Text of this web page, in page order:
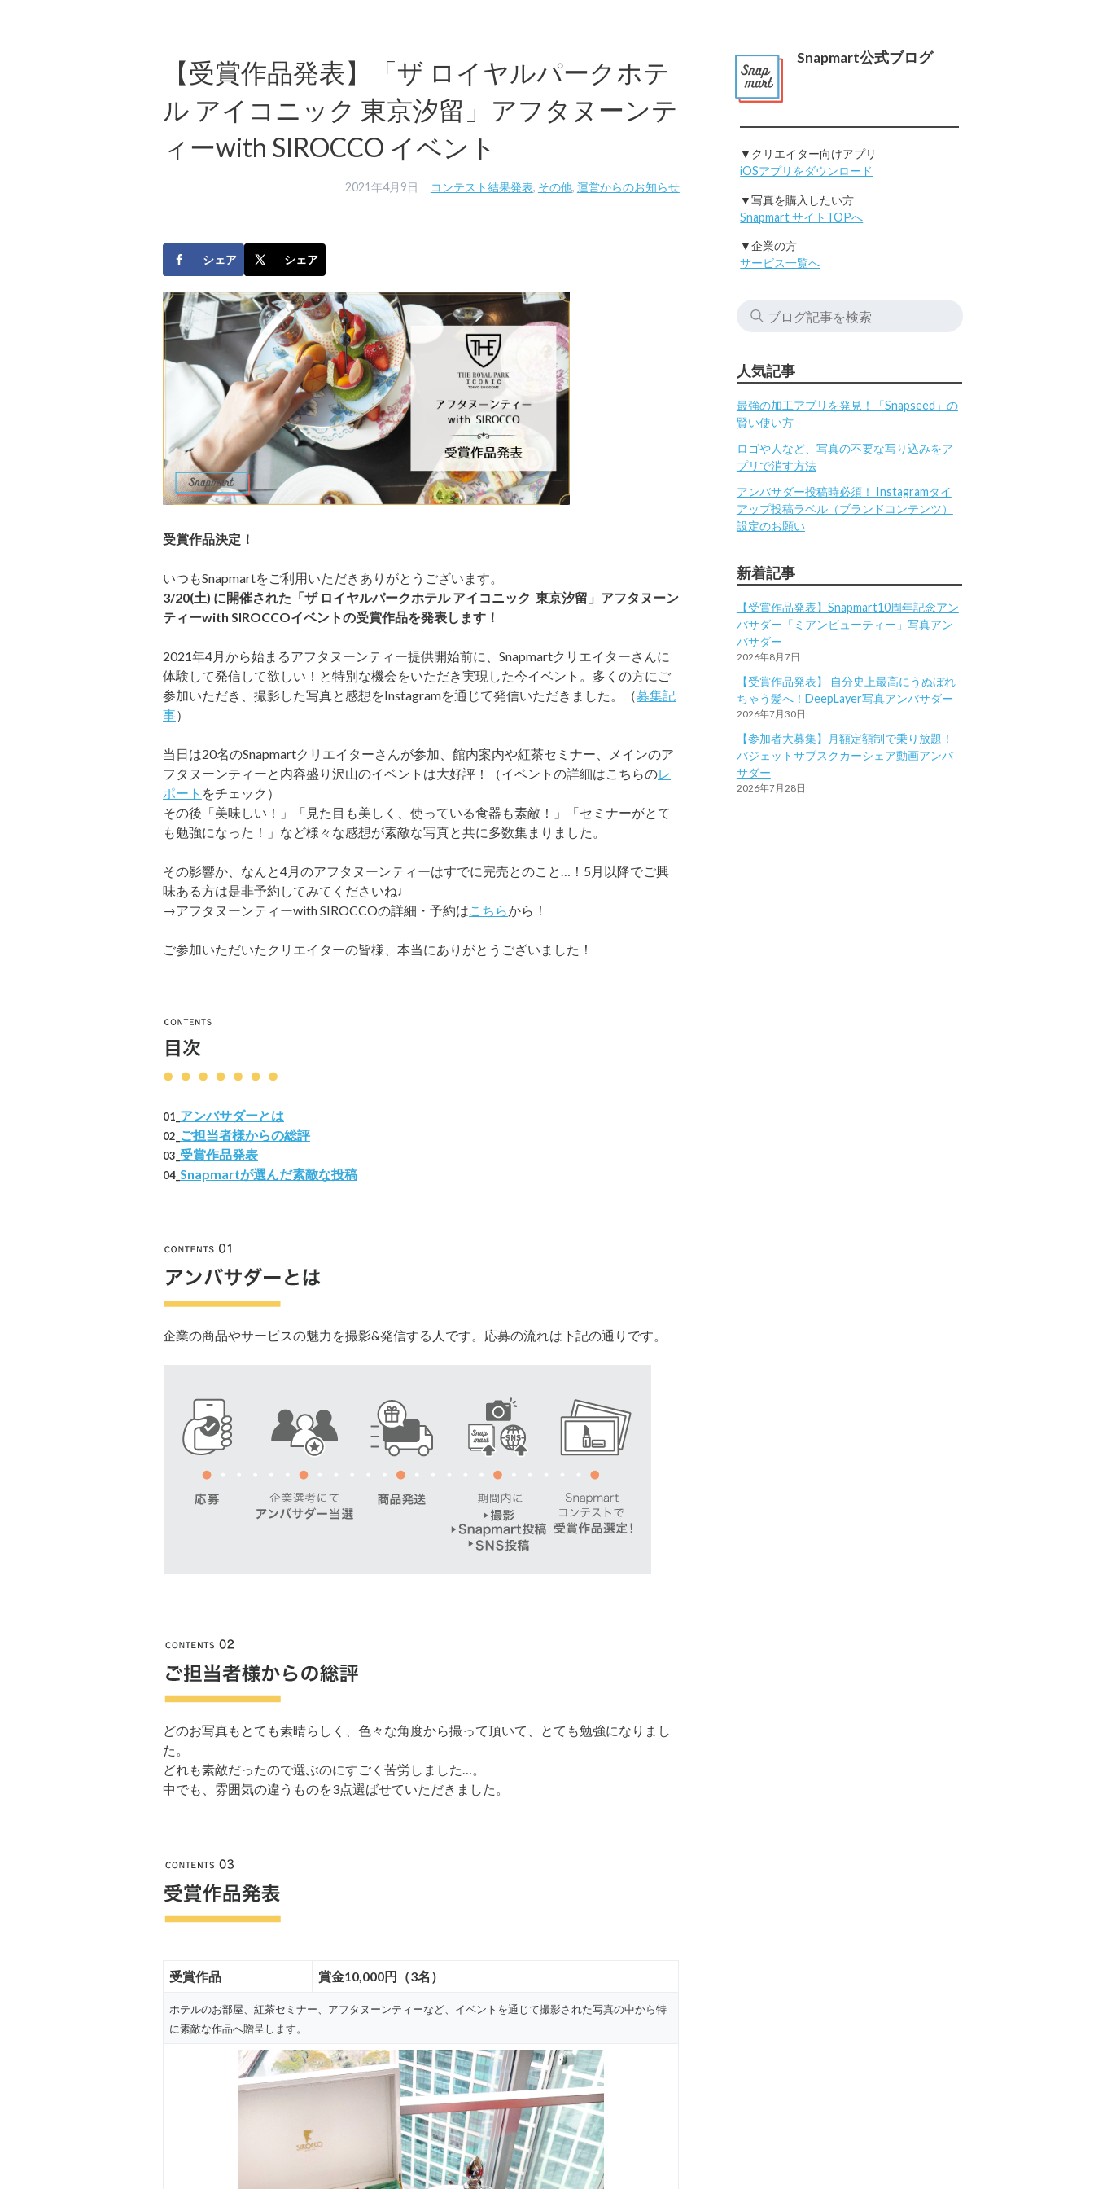
【受賞作品発表】「ザ ロイヤルパークホテ
ル アイコニック 東京汐留」アフタヌーンテ
ィーwith SIROCCO イベント
2021年4月9日 コンテスト結果発表, その他, 運営からのお知らせ
シェア シェア
受賞作品決定！
いつもSnapmartをご利用いただきありがとうございます。
3/20(土) に開催された「ザ ロイヤルパークホテル アイコニック 東京汐留」アフタヌーン
ティーwith SIROCCOイベントの受賞作品を発表します！
2021年4月から始まるアフタヌーンティー提供開始前に、Snapmartクリエイターさんに
体験して発信して欲しい！と特別な機会をいただき実現した今イベント。多くの方にご
参加いただき、撮影した写真と感想をInstagramを通じて発信いただきました。（募集記
事）
当日は20名のSnapmartクリエイターさんが参加、館内案内や紅茶セミナー、メインのア
フタヌーンティーと内容盛り沢山のイベントは大好評！（イベントの詳細はこちらのレ
ポート をチェック）
その後「美味しい！」「見た目も美しく、使っている食器も素敵！」「セミナーがとて
も勉強になった！」など様々な感想が素敵な写真と共に多数集まりました。
その影響か、なんと4月のアフタヌーンティーはすでに完売とのこと…！5月以降でご興
味ある方は是非予約してみてくださいね♩
→アフタヌーンティーwith SIROCCOの詳細・予約はこちらから！
ご参加いただいたクリエイターの皆様、本当にありがとうございました！
01_ アンバサダーとは
02_ ご担当者様からの総評
03_ 受賞作品発表
04_ Snapmartが選んだ素敵な投稿
企業の商品やサービスの魅力を撮影&発信する人です。 応募の流れは下記の通りです。
どのお写真もとても素晴らしく、色々な角度から撮って頂いて、とても勉強になりまし
た。
どれも素敵だったので選ぶのにすごく苦労しました…。
中でも、雰囲気の違うものを3点選ばせていただきました。
受賞作品 賞金10,000円（3名）
ホテルのお部屋、紅茶セミナー、アフタヌーンティーなど、イベントを通じて撮影された写真の中から特
に素敵な作品へ贈呈します。
Snapmart公式ブログ
▼クリエイター向けアプリ
iOSアプリをダウンロード
▼写真を購入したい方
Snapmart サイトTOPへ
▼企業の方
サービス一覧へ
人気記事
最強の加工アプリを発見！「Snapseed」の
賢い使い方
ロゴや人など、写真の不要な写り込みをア
プリで消す方法
アンバサダー投稿時必須！ Instagramタイ
アップ投稿ラベル（ブランドコンテンツ）
設定のお願い
新着記事
【受賞作品発表】Snapmart10周年記念アン
バサダー「ミアンビューティー」写真アン
バサダー
2026年8月7日
【受賞作品発表】 自分史上最高にうぬぼれ
ちゃう髪へ！DeepLayer写真アンバサダー
2026年7月30日
【参加者大募集】月額定額制で乗り放題！
バジェットサブスクカーシェア動画アンバ
サダー
2026年7月28日